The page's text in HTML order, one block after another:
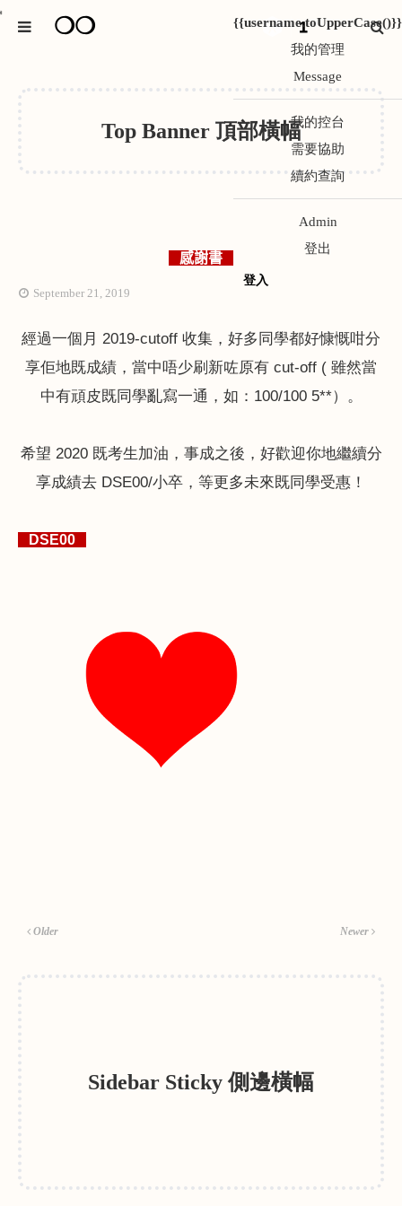
❍❍
{{username.toUpperCase()}}
我的管理
Message
我的控台
需要協助
續約查詢
Admin
登出
登入
1
Top Banner 頂部橫幅
感謝書
September 21, 2019
經過一個月 2019-cutoff 收集，好多同學都好慷慨咁分
享佢地既成績，當中唔少刷新咗原有 cut-off ( 雖然當
中有頑皮既同學亂寫一通，如：100/100 5**）。
希望 2020 既考生加油，事成之後，好歡迎你地繼續分
享成績去 DSE00/小卒，等更多未來既同學受惠！
DSE00
Newer
Older
Sidebar Sticky 側邊橫幅